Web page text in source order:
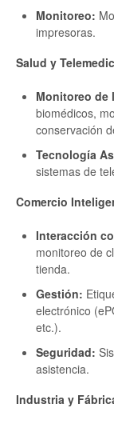
Monitoreo:
impresoras.
Salud y
Monitoreo de
biomédicos,
conservación
Tecnología
sistemas de
Comercio
Interacción
monitoreo de
tienda.
Gestión:
electrónico
etc.).
Seguridad:
asistencia.
Industria y